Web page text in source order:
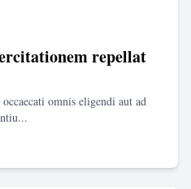
repellat
omnis eligendi aut ad